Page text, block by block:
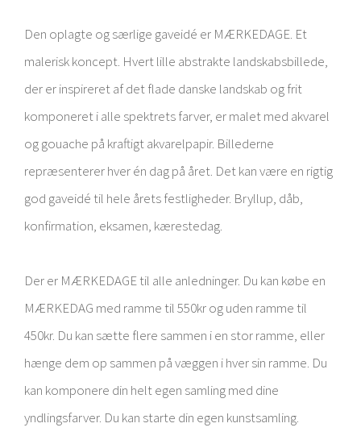
Den oplagte og særlige gaveidé er MÆRKEDAGE. Et
maleriskkoncept. Hvert lille abstrakte landskabsbillede,
der er inspireret afdetflade danske landskab og frit
komponeret i alle spektrets farver, er malet med akvarel
og gouache på kraftigtakvarelpapir. Billederne
repræsenterer hver én dag på året. Det kan være en rigtig
god gaveidé til hele årets festligheder. Bryllup, dåb,
konfirmation, eksamen, kærestedag.
Der er MÆRKEDAGE til alle anledninger. Du kan købe en
MÆRKEDAG med ramme til 550kr og uden ramme til
450kr. Du kan sætte flere sammen i en stor ramme, eller
hænge dem op sammen på væggen i hver sin ramme. Du
kan komponere din helt egen samling med dine
yndlingsfarver. Du kan starte din egen kunstsamling.